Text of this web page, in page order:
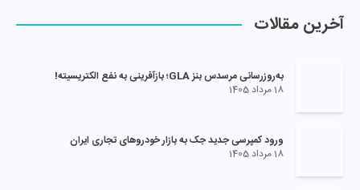
آخرین مقالات
به‌روزرسانی مرسدس بنز GLA؛ بازآفرینی به نفع الکتریسیته!
18 مرداد 1405
ورود کمپرسی جدید جک به بازار خودروهای تجاری ایران
18 مرداد 1405